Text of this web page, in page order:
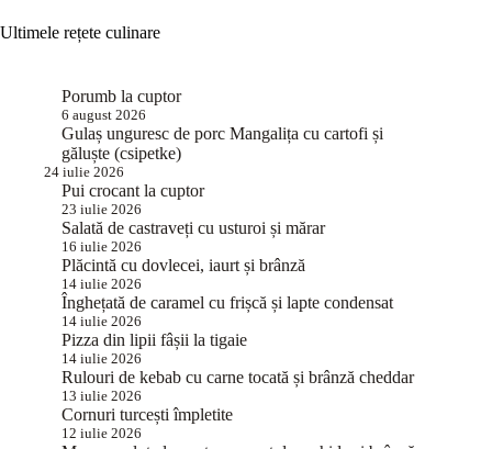
Ultimele rețete culinare
Porumb la cuptor
6 august 2026
Gulaș unguresc de porc Mangalița cu cartofi și
găluște (csipetke)
24 iulie 2026
Pui crocant la cuptor
23 iulie 2026
Salată de castraveți cu usturoi și mărar
16 iulie 2026
Plăcintă cu dovlecei, iaurt și brânză
14 iulie 2026
Înghețată de caramel cu frișcă și lapte condensat
14 iulie 2026
Pizza din lipii fâșii la tigaie
14 iulie 2026
Rulouri de kebab cu carne tocată și brânză cheddar
13 iulie 2026
Cornuri turcești împletite
12 iulie 2026